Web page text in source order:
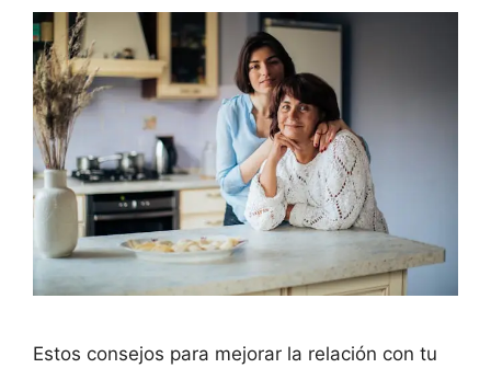
Estos consejos para mejorar la relación con tu